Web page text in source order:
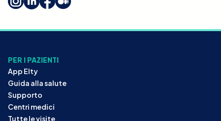
PER I PAZIENTI
App Elty
Guida alla salute
Supporto
Centri medici
Tutte le visite